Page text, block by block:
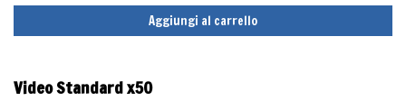
Aggiungi al carrello
Video Standard x50